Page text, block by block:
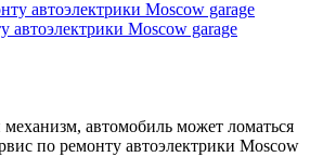
автоэлектрики Moscow garage
автомобиль может ломаться
по ремонту автоэлектрики Moscow